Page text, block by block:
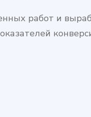
работ и